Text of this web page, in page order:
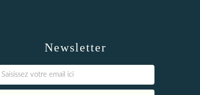
Newsletter